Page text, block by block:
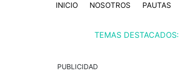
INICIO NOSOTROS PAUTAS
TEMAS DESTACADOS:
PUBLICIDAD